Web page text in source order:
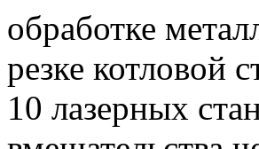
обработке
резке котловой
10 лазерных